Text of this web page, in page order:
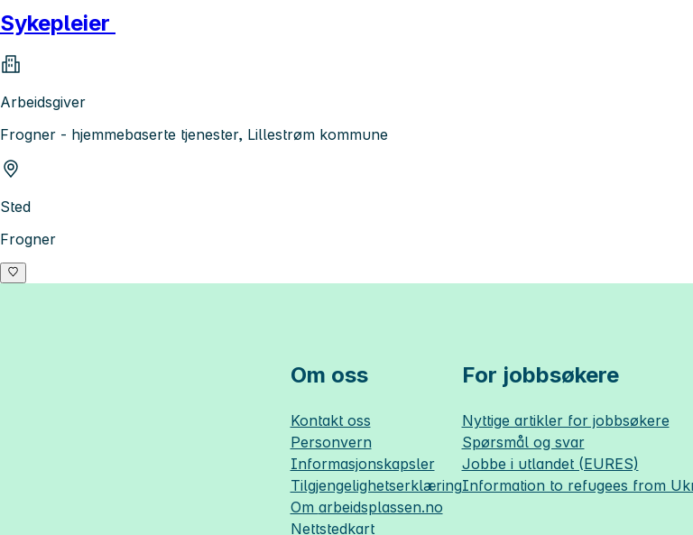
Sykepleier
Arbeidsgiver
Frogner - hjemmebaserte tjenester, Lillestrøm kommune
Sted
Frogner
Om oss
Kontakt oss
Personvern
Informasjonskapsler
Tilgjengelighetserklæring
Om arbeidsplassen.no
Nettstedkart
For jobbsøkere
Nyttige artikler for jobbsøkere
Spørsmål og svar
Jobbe i utlandet (EURES)
Information to refugees from